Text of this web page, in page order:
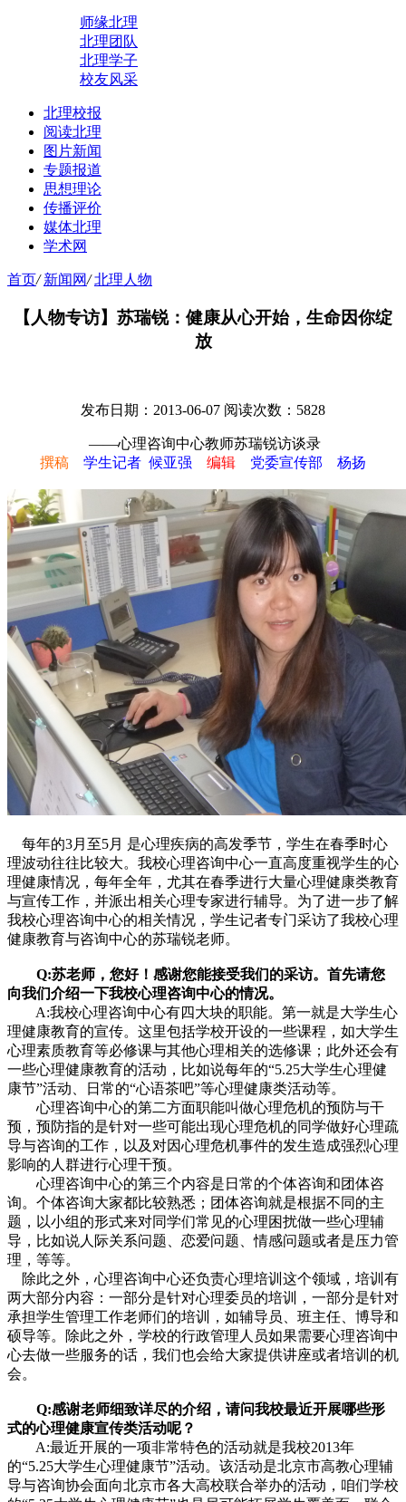
师缘北理
北理团队
北理学子
校友风采
北理校报
阅读北理
图片新闻
专题报道
思想理论
传播评价
媒体北理
学术网
首页/ 新闻网/ 北理人物
【人物专访】苏瑞锐：健康从心开始，生命因你绽
放
发布日期：2013-06-07 阅读次数： 5828
——心理咨询中心教师苏瑞锐访谈录
撰稿
学生记者 候亚强 编辑 党委宣传部 杨扬
每年的3月至5月 是心理疾病的高发季节，学生在春季时心
理波动往往比较大。我校心理咨询中心一直高度重视学生的心
理健康情况，每年全年，尤其在春季进行大量心理健康类教育
与宣传工作，并派出相关心理专家进行辅导。为了进一步了解
我校心理咨询中心的相关情况，学生记者专门采访了我校心理
健康教育与咨询中心的苏瑞锐老师。
Q:苏老师，您好！感谢您能接受我们的采访。首先请您
向我们介绍一下我校心理咨询中心的情况。
A:我校心理咨询中心有四大块的职能。第一就是大学生心
理健康教育的宣传。这里包括学校开设的一些课程，如大学生
心理素质教育等必修课与其他心理相关的选修课；此外还会有
一些心理健康教育的活动，比如说每年的“5.25大学生心理健
康节”活动、日常的“心语茶吧”等心理健康类活动等。
心理咨询中心的第二方面职能叫做心理危机的预防与干
预，预防指的是针对一些可能出现心理危机的同学做好心理疏
导与咨询的工作，以及对因心理危机事件的发生造成强烈心理
影响的人群进行心理干预。
心理咨询中心的第三个内容是日常的个体咨询和团体咨
询。个体咨询大家都比较熟悉；团体咨询就是根据不同的主
题，以小组的形式来对同学们常见的心理困扰做一些心理辅
导，比如说人际关系问题、恋爱问题、情感问题或者是压力管
理，等等。
除此之外，心理咨询中心还负责心理培训这个领域，培训有
两大部分内容：一部分是针对心理委员的培训，一部分是针对
承担学生管理工作老师们的培训，如辅导员、班主任、博导和
硕导等。除此之外，学校的行政管理人员如果需要心理咨询中
心去做一些服务的话，我们也会给大家提供讲座或者培训的机
会。
Q:感谢老师细致详尽的介绍，请问我校最近开展哪些形
式的心理健康宣传类活动呢？
A:最近开展的一项非常特色的活动就是我校2013年
的“5.25大学生心理健康节”活动。该活动是北京市高教心理辅
导与咨询协会面向北京市各大高校联合举办的活动，咱们学校